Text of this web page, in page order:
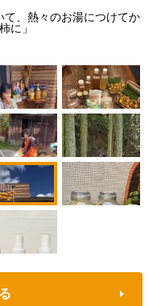
、熱々のお湯につけてか
に」